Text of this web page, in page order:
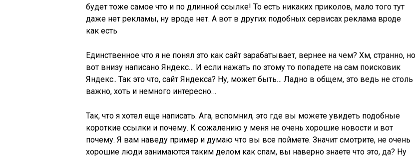
будет тоже самое что и по длинной ссылке! То есть никаких приколов, мало того тут
даже нет рекламы, ну вроде нет. А вот в других подобных сервисах реклама вроде
как есть
Единственное что я не понял это как сайт зарабатывает, вернее на чем? Хм, странно, но
вот внизу написано Яндекс… И если нажать по этому то попадете на сам поисковик
Яндекс.. Так это что, сайт Яндекса? Ну, может быть… Ладно в общем, это ведь не столь
важно, хоть и немного интересно…
Так, что я хотел еще написать. Ага, вспомнил, это где вы можете увидеть подобные
короткие ссылки и почему. К сожалению у меня не очень хорошие новости и вот
почему. Я вам наведу пример и думаю что вы все поймете. Значит смотрите, не очень
хорошие люди занимаются таким делом как спам, вы наверно знаете что это, да? Ну